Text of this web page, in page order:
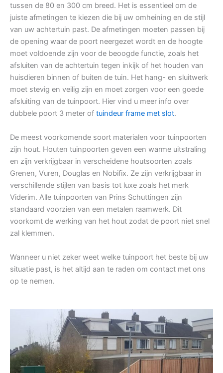
tussen de 80 en 300 cm breed. Het is essentieel om de
juiste afmetingen te kiezen die bij uw omheining en de stijl
van uw achtertuin past. De afmetingen moeten passen bij
de opening waar de poort neergezet wordt en de hoogte
moet voldoende zijn voor de beoogde functie, zoals het
afsluiten van de achtertuin tegen inkijk of het houden van
huisdieren binnen of buiten de tuin. Het hang- en sluitwerk
moet stevig en veilig zijn en moet zorgen voor een goede
afsluiting van de tuinpoort. Hier vind u meer info over
dubbele poort 3 meter of tuindeur frame met slot.
De meest voorkomende soort materialen voor tuinpoorten
zijn hout. Houten tuinpoorten geven een warme uitstraling
en zijn verkrijgbaar in verscheidene houtsoorten zoals
Grenen, Vuren, Douglas en Nobifix. Ze zijn verkrijgbaar in
verschillende stijlen van basis tot luxe zoals het merk
Viderim. Alle tuinpoorten van Prins Schuttingen zijn
standaard voorzien van een metalen raamwerk. Dit
voorkomt de werking van het hout zodat de poort niet snel
zal klemmen.
Wanneer u niet zeker weet welke tuinpoort het beste bij uw
situatie past, is het altijd aan te raden om contact met ons
op te nemen.